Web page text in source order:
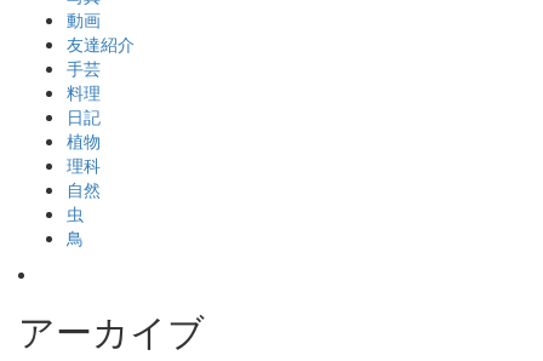
動画
友達紹介
手芸
料理
日記
植物
理科
自然
虫
鳥
アーカイブ